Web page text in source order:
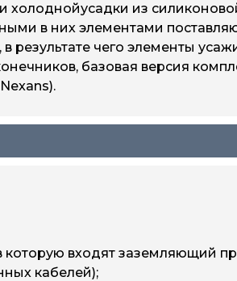
холоднойусадки из
в них элементами
результате чего элементы
базовая версия
входят заземляющий
кабелей);